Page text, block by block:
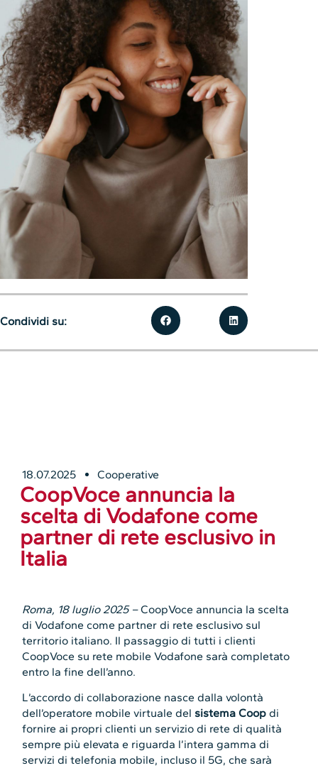
18.07.2025 Cooperative
CoopVoce annuncia la
scelta di Vodafone come
partner di rete esclusivo in
Italia
Roma, 18 luglio 2025 –CoopVoce annuncia la scelta
di Vodafone come partner di rete esclusivo sul
territorio italiano. Il passaggio di tutti i clienti
CoopVoce su rete mobile Vodafone sarà completato
entro la fine dell’anno.
L’accordo di collaborazione nasce dalla volontà
dell’operatore mobile virtuale del sistema Coop di
fornire ai propri clienti un servizio di rete di qualità
sempre più elevata e riguarda l’intera gamma di
servizi di telefonia mobile, incluso il 5G, che sarà
Condividi su: